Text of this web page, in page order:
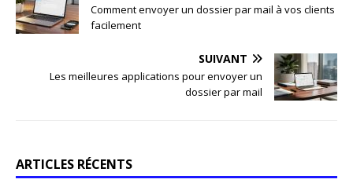
Comment envoyer un dossier par mail à vos clients
facilement
SUIVANT
Les meilleures applications pour envoyer un
dossier par mail
ARTICLES RÉCENTS